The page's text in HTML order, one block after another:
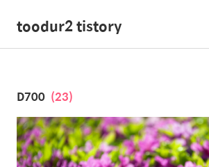
toodur2 tistory
D700 (23)